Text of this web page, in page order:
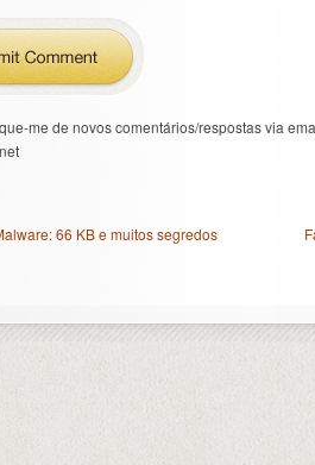
me de novos comentários/respostas via
66 KB e muitos segredos